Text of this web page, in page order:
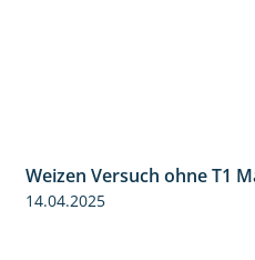
Weizen Versuch ohne T1
14.04.2025